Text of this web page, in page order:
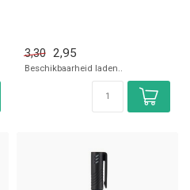
3,30 2,95
Beschikbaarheid laden..